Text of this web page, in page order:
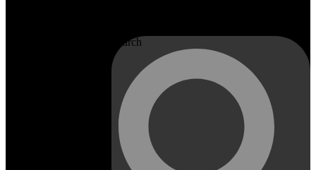
Search